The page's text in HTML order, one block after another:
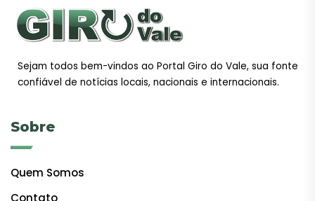
Sejam todos bem-vindos ao Portal Giro do Vale, sua fonte
confiável de notícias locais, nacionais e internacionais.
Sobre
Quem Somos
Contato